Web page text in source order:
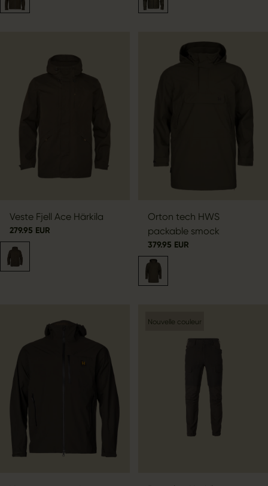
Veste Fjell Ace Härkila
279.95 EUR
Orton tech HWS
packable smock
379.95 EUR
Nouvelle couleur